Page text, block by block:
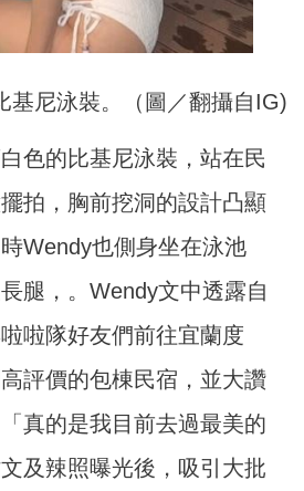
基尼泳裝。（圖／翻攝自IG)
色的比基尼泳裝，站在民
拍，胸前挖洞的設計凸顯
Wendy也側身坐在泳池
腿，。Wendy文中透露自
啦隊好友們前往宜蘭度
評價的包棟民宿，並大讚
真的是我目前去過最美的
及辣照曝光後，吸引大批